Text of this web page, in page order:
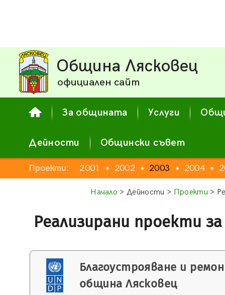
Община Лясковец
официален сайт
За общината Услуги
Дейности Общински съвет
Проекти: 2001 ● 2002 ● 2003 ● 2004 ●
Начало > Дейности > Проекти >
Реализирани проекти
Благоустрояване и
община Лясковец